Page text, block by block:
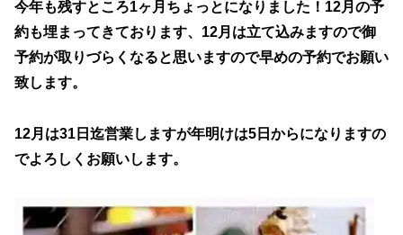
今年も残すところ1ヶ月ちょっとになりました！12月の予
約も埋まってきております、12月は立て込みますので御
予約が取りづらくなると思いますので早めの予約でお願い
致します。
12月は31日迄営業しますが年明けは5日からになりますの
でよろしくお願いします。